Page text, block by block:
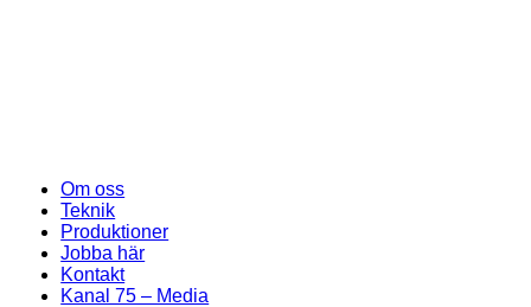
Om oss
Teknik
Produktioner
Jobba här
Kontakt
Kanal 75 – Media